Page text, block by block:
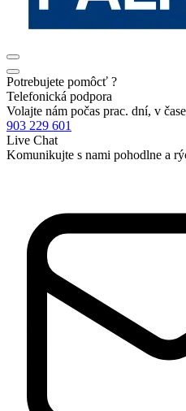
Potrebujete pomôcť ?
Telefonická podpora
Volajte nám počas prac. dní, v
903 229 601
Live Chat
Komunikujte s nami pohodlne a